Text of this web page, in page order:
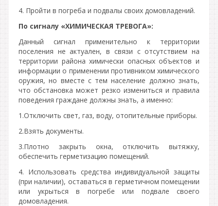
4. Пройти в погреба и подвалы своих домовладений.
По сигналу «ХИМИЧЕСКАЯ ТРЕВОГА»:
Данный сигнал применительно к территории
поселения не актуален, в связи с отсутствием на
территории района химически опасных объектов и
информации о применении противником химического
оружия, но вместе с тем население должно знать,
что обстановка может резко измениться и правила
поведения граждане должны знать, а именно:
1.Отключить свет, газ, воду, отопительные приборы.
2.Взять документы.
3.Плотно закрыть окна, отключить вытяжку,
обеспечить герметизацию помещений.
4. Использовать средства индивидуальной защиты
(при наличии), оставаться в герметичном помещении
или укрыться в погребе или подвале своего
домовладения.